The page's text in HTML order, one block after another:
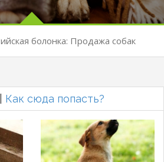
болонка: Продажа собак
Как сюда попасть?